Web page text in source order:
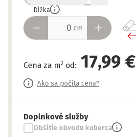
Dĺžka
cm
Cena za m2 od: 17,99 €
Ako sa počíta cena?
Doplnkové služby
Obšitie obvodu koberca